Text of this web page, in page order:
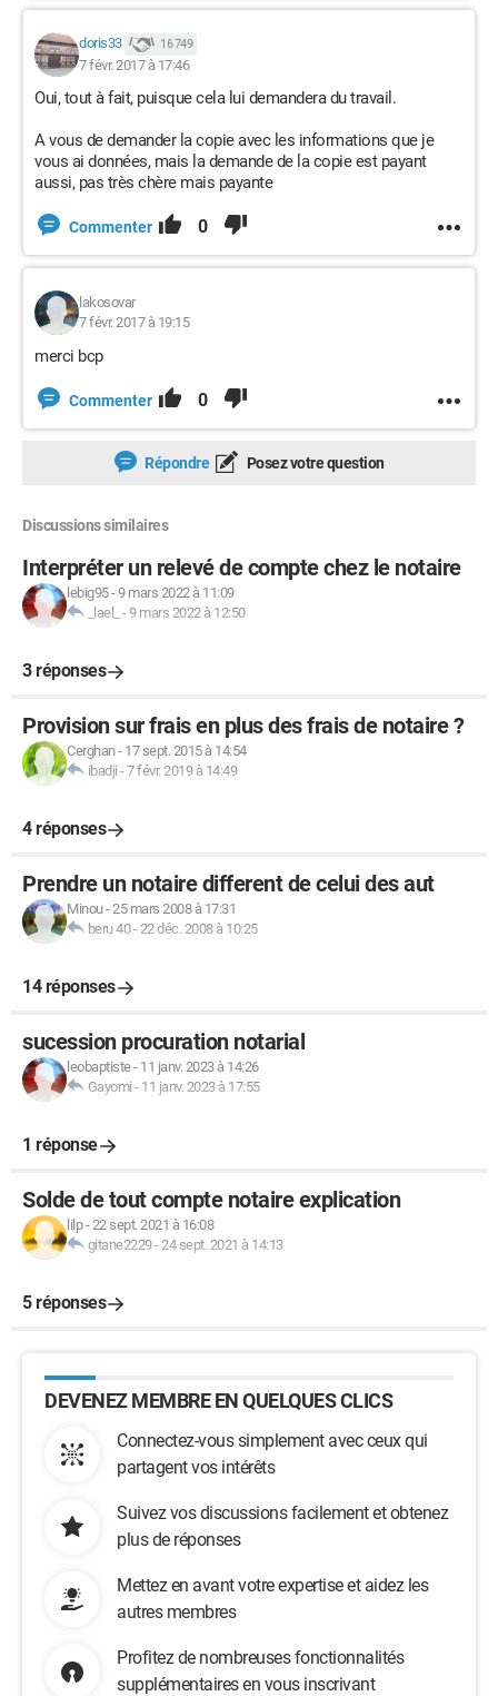
doris33 16 749
7 févr. 2017 à 17:46
Oui, tout à fait, puisque cela lui demandera du travail.
A vous de demander la copie avec les informations que je
vous ai données, mais la demande de la copie est payant
aussi, pas très chère mais payante
Commenter 0
lakosovar
7 févr. 2017 à 19:15
merci bcp
Commenter 0
Répondre Posez votre question
Discussions similaires
Interpréter un relevé de compte chez le notaire
lebig95-9 mars 2022 à 11:09
_lael_ -9 mars 2022 à 12:50
3 réponses
Provision sur frais en plus des frais de notaire ?
Cerghan- 17 sept. 2015 à 14:54
ibadji -7 févr. 2019 à 14:49
4 réponses
Prendre un notaire different de celui des aut
Minou-25 mars 2008 à 17:31
beru 40-22 déc. 2008 à 10:25
14 réponses
sucession procuration notarial
leobaptiste- 11 janv. 2023 à 14:26
Gayomi - 11 janv. 2023 à 17:55
1 réponse
Solde de tout compte notaire explication
lilp-22 sept. 2021 à 16:08
gitane2229-24 sept. 2021 à 14:13
5 réponses
DEVENEZ MEMBRE EN QUELQUES CLICS
Connectez-vous simplement avec ceux qui
partagent vos intérêts
Suivez vos discussions facilement et obtenez
plus de réponses
Mettez en avant votre expertise et aidez les
autres membres
Profitez de nombreuses fonctionnalités
supplémentaires en vous inscrivant